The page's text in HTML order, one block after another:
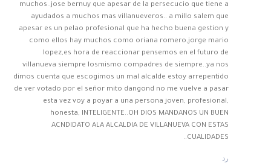
muchos..jose bernuy que apesar de la persecucio que tiene a
ayudados a muchos mas villanueveros.. a millo salem que
apesar es un pelao profesional que ha hecho buena gestion y
como ellos hay muchos como oriana romero,jorge mario
lopez,es hora de reaccionar pensemos en el futuro de
villanueva siempre losmismo compadres de siempre..ya nos
dimos cuenta que escogimos un mal alcalde estoy arrepentido
de ver votado por el señor mito dangond no me vuelve a pasar
esta vez voy a poyar a una persona joven, profesional,
honesta, INTELIGENTE..OH DIOS MANDANOS UN BUEN
ACNDIDATO ALA ALCALDIA DE VILLANUEVA CON ESTAS
CUALIDADES..
رد